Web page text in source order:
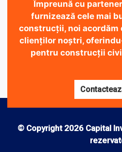
Împreună cu
furnizează cele mai
construcții, noi acordăm
clienților noștri,
pentru construcții
© Copyright 2026 Capital